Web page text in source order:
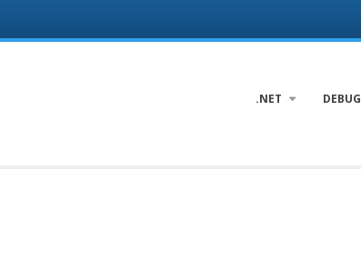
.NET DEBUG